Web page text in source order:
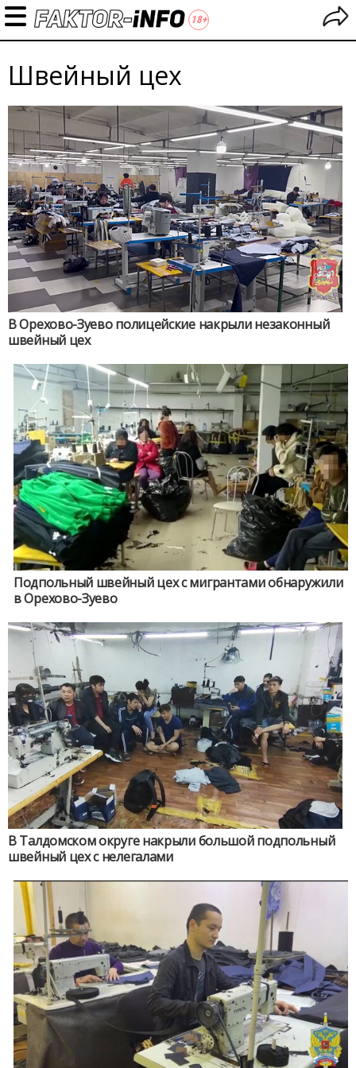
Швейный цех
В Орехово-Зуево полицейские накрыли незаконный
швейный цех
Подпольный швейный цех с мигрантами обнаружили
в Орехово-Зуево
В Талдомском округе накрыли большой подпольный
швейный цех с нелегалами